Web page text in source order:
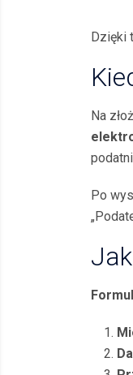
Dzięki
Na
Po